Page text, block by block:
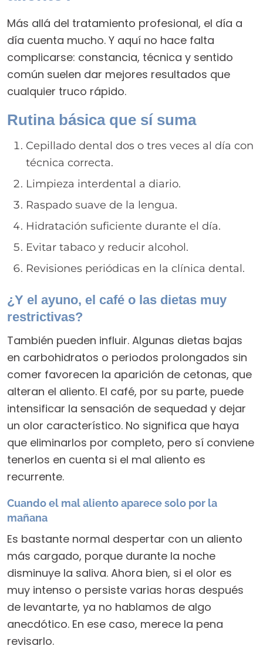
Más allá del tratamiento profesional, el día a
día cuenta mucho. Y aquí no hace falta
complicarse: constancia, técnica y sentido
común suelen dar mejores resultados que
cualquier truco rápido.
Rutina básica que sí suma
Cepillado dental dos o tres veces al día con
técnica correcta.
Limpieza interdental a diario.
Raspado suave de la lengua.
Hidratación suficiente durante el día.
Evitar tabaco y reducir alcohol.
Revisiones periódicas en la clínica dental.
¿Y el ayuno, el café o las dietas muy
restrictivas?
También pueden influir. Algunas dietas bajas
en carbohidratos o periodos prolongados sin
comer favorecen la aparición de cetonas, que
alteran el aliento. El café, por su parte, puede
intensificar la sensación de sequedad y dejar
un olor característico. No significa que haya
que eliminarlos por completo, pero sí conviene
tenerlos en cuenta si el mal aliento es
recurrente.
Cuando el mal aliento aparece solo por la
mañana
Es bastante normal despertar con un aliento
más cargado, porque durante la noche
disminuye la saliva. Ahora bien, si el olor es
muy intenso o persiste varias horas después
de levantarte, ya no hablamos de algo
anecdótico. En ese caso, merece la pena
revisarlo.